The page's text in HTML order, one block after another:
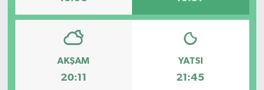
AKŞAM
20:11
YATSI
21:45